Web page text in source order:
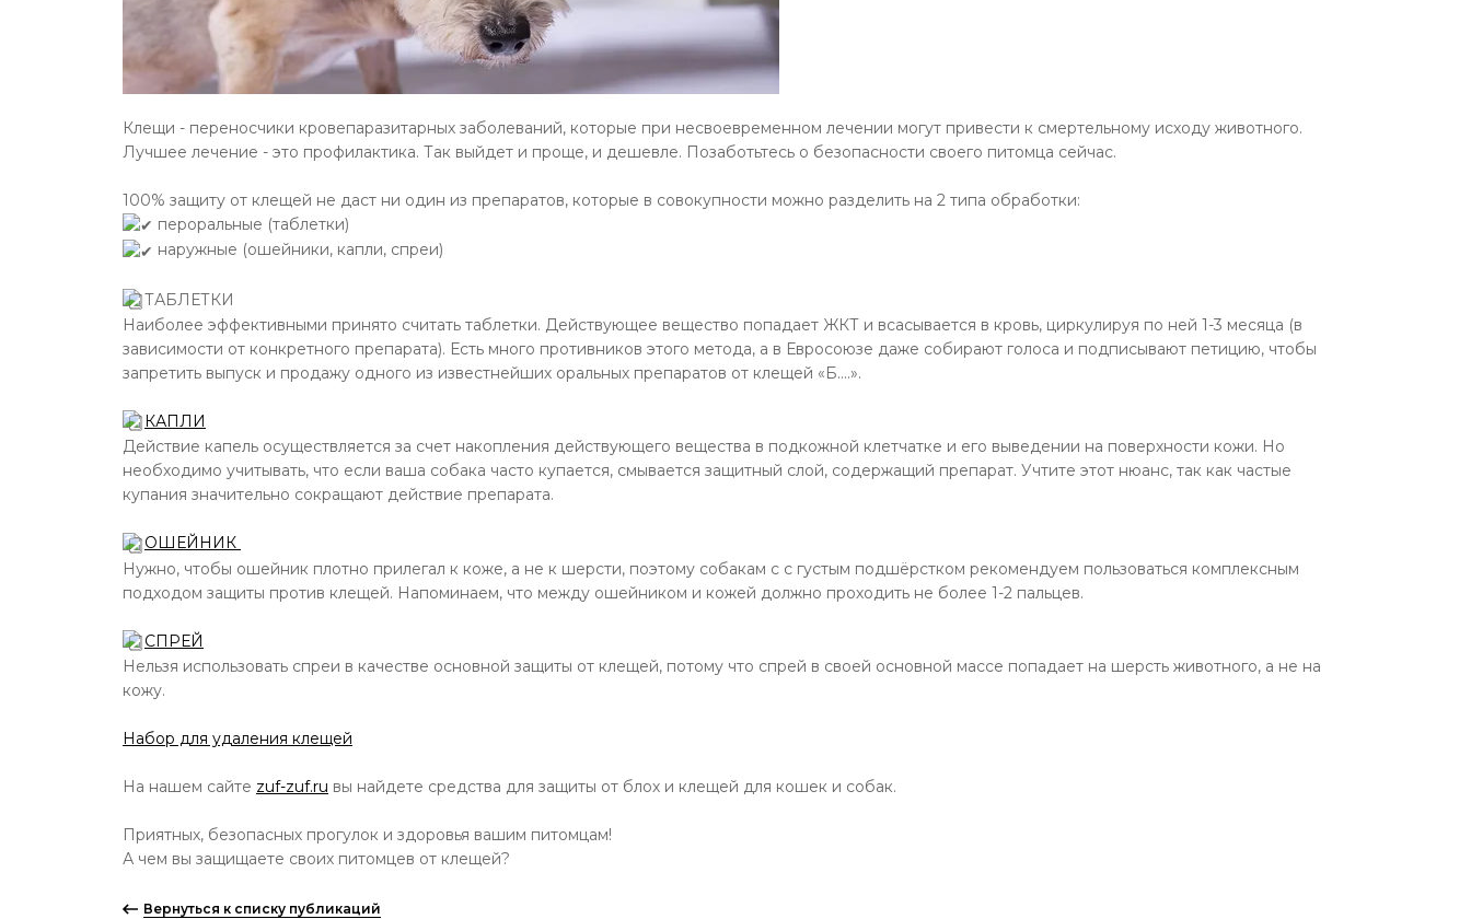
Клещи - переносчики кровепаразитарных заболеваний, которые при несвоевременном лечении могут привести к смертельному исходу животного.
Лучшее лечение - это профилактика. Так выйдет и проще, и дешевле. Позаботьтесь о безопасности своего питомца сейчас.
100% защиту от клещей не даст ни один из препаратов, которые в совокупности можно разделить на 2 типа обработки:
пероральные (таблетки)
наружные (ошейники, капли, спреи)
ТАБЛЕТКИ
Наиболее эффективными принято считать таблетки. Действующее вещество попадает ЖКТ и всасывается в кровь, циркулируя по ней 1-3 месяца (в
зависимости от конкретного препарата). Есть много противников этого метода, а в Евросоюзе даже собирают голоса и подписывают петицию, чтобы
запретить выпуск и продажу одного из известнейших оральных препаратов от клещей «Б....».
КАПЛИ
Действие капель осуществляется за счет накопления действующего вещества в подкожной клетчатке и его выведении на поверхности кожи. Но
необходимо учитывать, что если ваша собака часто купается, смывается защитный слой, содержащий препарат. Учтите этот нюанс, так как частые
купания значительно сокращают действие препарата.
ОШЕЙНИК
Нужно, чтобы ошейник плотно прилегал к коже, а не к шерсти, поэтому собакам с с густым подшёрстком рекомендуем пользоваться комплексным
подходом защиты против клещей. Напоминаем, что между ошейником и кожей должно проходить не более 1-2 пальцев.
СПРЕЙ
Нельзя использовать спреи в качестве основной защиты от клещей, потому что спрей в своей основной массе попадает на шерсть животного, а не на
кожу.
Набор для удаления клещей
На нашем сайте zuf-zuf.ru вы найдете средства для защиты от блох и клещей для кошек и собак.
Приятных, безопасных прогулок и здоровья вашим питомцам!
А чем вы защищаете своих питомцев от клещей?
Вернуться к списку публикаций